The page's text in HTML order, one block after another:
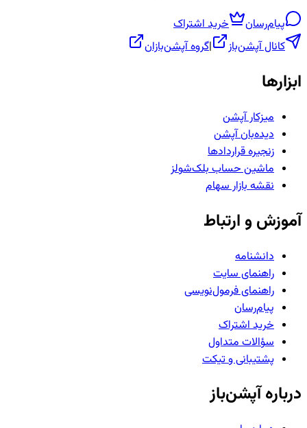
پیام‌رسان
خرید اشتراک
کانال آپشن‌باز
|گروه آپشن‌بازان
ابزارها
میزکار آپشن
دیده‌بان آپشن
زنجیره قراردادها
ماشین حساب بلک‌شولز
نقشه بازار سهام
آموزش و ارتباط
دانشنامه
راهنمای سایت
راهنمای فرمول‌نویسی
پیام‌رسان
خرید اشتراک
سؤالات متداول
پشتیبانی و تیکت
درباره آپشن‌باز